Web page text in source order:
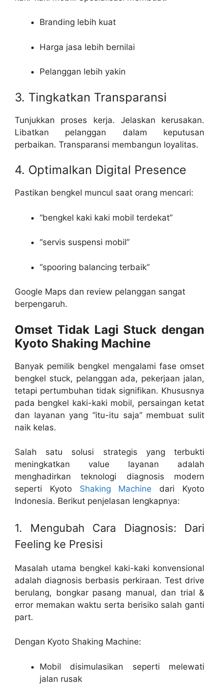
Branding lebih kuat
Harga jasa lebih bernilai
Pelanggan lebih yakin
3. Tingkatkan Transparansi
Tunjukkan proses kerja. Jelaskan kerusakan.
Libatkan pelanggan dalam keputusan
perbaikan. Transparansi membangun loyalitas.
4. Optimalkan Digital Presence
Pastikan bengkel muncul saat orang mencari:
“bengkel kaki kaki mobil terdekat”
“servis suspensi mobil”
“spooring balancing terbaik”
Google Maps dan review pelanggan sangat
berpengaruh.
Omset Tidak Lagi Stuck dengan
Kyoto Shaking Machine
Banyak pemilik bengkel mengalami fase omset
bengkel stuck, pelanggan ada, pekerjaan jalan,
tetapi pertumbuhan tidak signifikan. Khususnya
pada bengkel kaki-kaki mobil, persaingan ketat
dan layanan yang “itu-itu saja” membuat sulit
naik kelas.
Salah satu solusi strategis yang terbukti
meningkatkan value layanan adalah
menghadirkan teknologi diagnosis modern
seperti Kyoto Shaking Machine dari Kyoto
Indonesia. Berikut penjelasan lengkapnya:
1. Mengubah Cara Diagnosis: Dari
Feeling ke Presisi
Masalah utama bengkel kaki-kaki konvensional
adalah diagnosis berbasis perkiraan. Test drive
berulang, bongkar pasang manual, dan trial &
error memakan waktu serta berisiko salah ganti
part.
Dengan Kyoto Shaking Machine:
Mobil disimulasikan seperti melewati
jalan rusak